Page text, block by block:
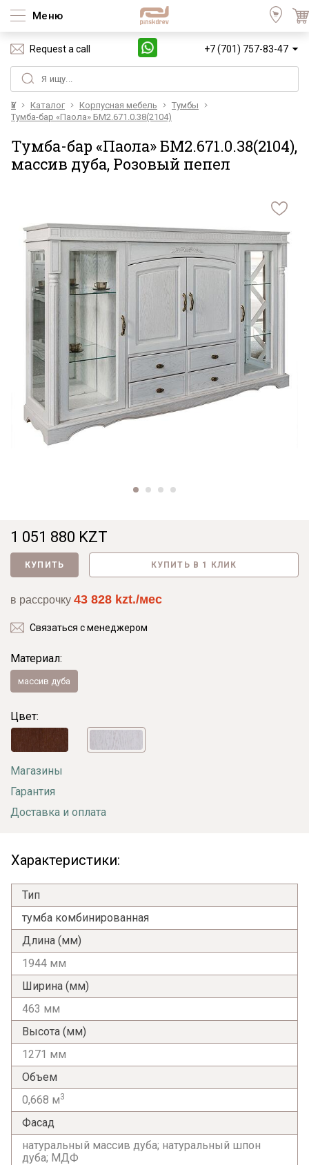
Меню
Request a call +7 (701) 757-83-47
Үй Каталог Корпусная мебель
Тумбы
Тумба-бар «Паола» БМ2.671.0.38(2104)
Тумба-бар «Паола» БМ2.671.0.38(2104),
массив дуба, Розовый пепел
1 051 880 KZT
КУПИТЬ КУПИТЬ В 1 КЛИК
в рассрочку 43 828 kzt./мес
Связаться с менеджером
Материал:
массив дуба
Цвет:
Магазины
Гарантия
Доставка и оплата
Характеристики:
Тип
тумба комбинированная
Длина (мм)
1944 мм
Ширина (мм)
463 мм
Высота (мм)
1271 мм
Объем
0,668 м3
Фасад
натуральный массив дуба; натуральный шпон
дуба; МДФ